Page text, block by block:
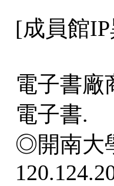
[成員館
電子書廠
電子書.
◎開南大